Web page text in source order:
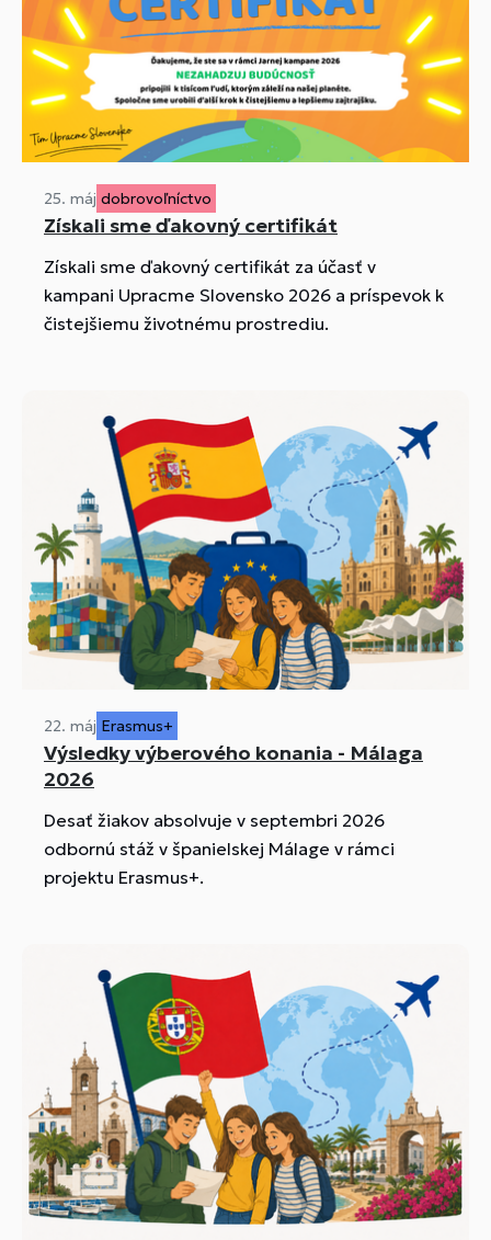
25. máj dobrovoľníctvo
Získali sme ďakovný certifikát
Získali sme ďakovný certifikát za účasť v
kampani Upracme Slovensko 2026 a príspevok k
čistejšiemu životnému prostrediu.
22. máj Erasmus+
Výsledky výberového konania - Málaga
2026
Desať žiakov absolvuje v septembri 2026
odbornú stáž v španielskej Málage v rámci
projektu Erasmus+.